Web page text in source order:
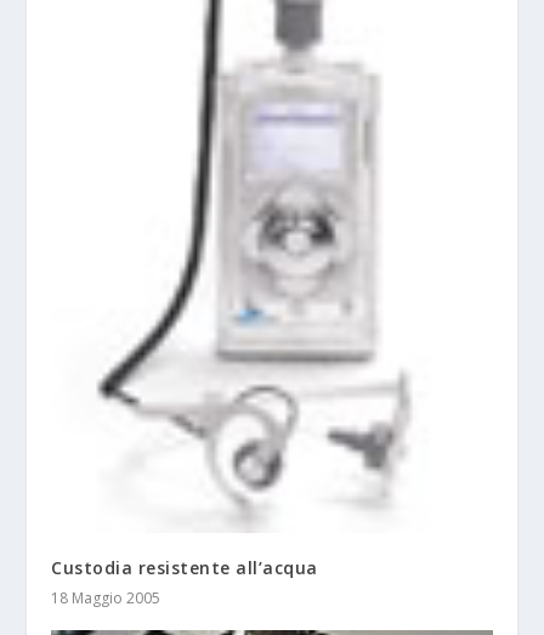
Custodia resistente all’acqua
18 Maggio 2005